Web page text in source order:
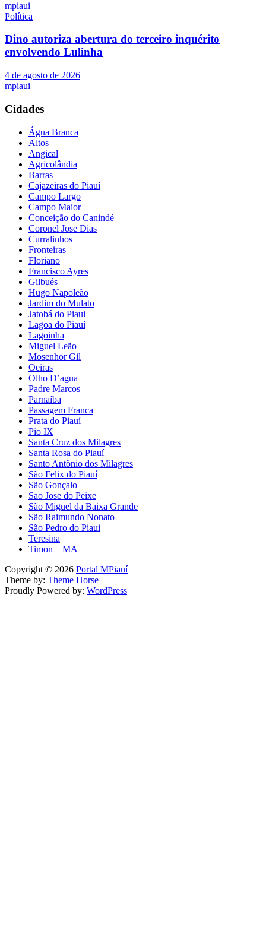
mpiaui
Política
Dino autoriza abertura do terceiro inquérito
envolvendo Lulinha
4 de agosto de 2026
mpiaui
Cidades
Água Branca
Altos
Angical
Agricolândia
Barras
Cajazeiras do Piauí
Campo Largo
Campo Maior
Conceição do Canindé
Coronel Jose Dias
Curralinhos
Fronteiras
Floriano
Francisco Ayres
Gilbués
Hugo Napoleão
Jardim do Mulato
Jatobá do Piaui
Lagoa do Piauí
Lagoinha
Miguel Leão
Mosenhor Gil
Oeiras
Olho D’agua
Padre Marcos
Parnaíba
Passagem Franca
Prata do Piauí
Pio IX
Santa Cruz dos Milagres
Santa Rosa do Piauí
Santo Antônio dos Milagres
São Felix do Piauí
São Gonçalo
Sao Jose do Peixe
São Miguel da Baixa Grande
São Raimundo Nonato
São Pedro do Piaui
Teresina
Timon – MA
Copyright © 2026 Portal MPiauí
Theme by: Theme Horse
Proudly Powered by: WordPress